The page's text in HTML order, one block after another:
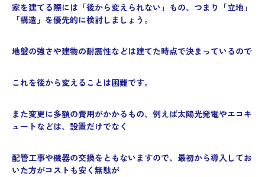
家を建てる際には「後から変えられない」もの、つまり「立地」
「構造」を優先的に検討しましょう。
地盤の強さや建物の耐震性などは建てた時点で決まっているので
これを後から変えることは困難です。
また変更に多額の費用がかかるもの、例えば太陽光発電やエコキ
ュートなどは、設置だけでなく
配管工事や機器の交換をともないますので、最初から導入してお
いた方がコストも安く無駄が